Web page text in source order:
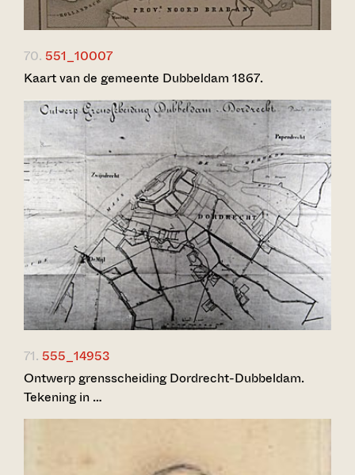
70. 551_10007
Kaart van de gemeente Dubbeldam 1867.
71. 555_14953
Ontwerp grensscheiding Dordrecht-Dubbeldam.
Tekening in …